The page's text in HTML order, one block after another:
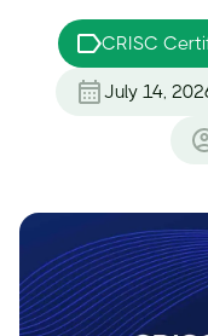
CRISC
July 14,